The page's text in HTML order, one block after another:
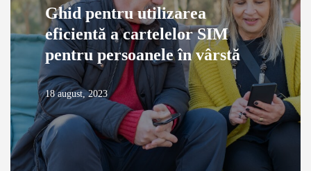
Ghid pentru utilizarea
eficientă a cartelelor SIM
pentru persoanele în vârstă
18 august, 2023